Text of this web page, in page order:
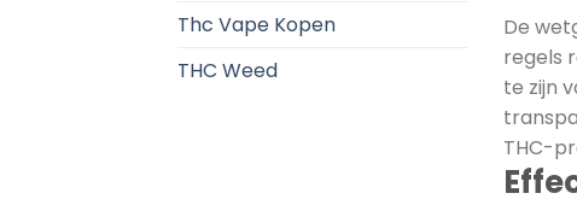
Thc Vape Kopen
THC Weed
De
regels
te zijn
THC-